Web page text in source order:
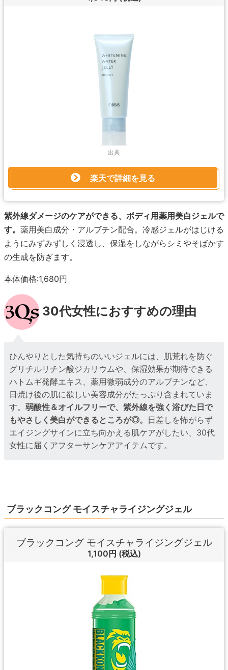
出典
楽天で詳細を見る
紫外線ダメージのケアができる、ボディ用薬用美白ジェルで
す。 薬用美白成分・アルブチン配合。冷感ジェルがはじける
ようにみずみずしく浸透し、保湿をしながらシミやそばかす
の生成を防ぎます。
本体価格:1,680円
30代女性におすすめの理由
ひんやりとした気持ちのいいジェルには、肌荒れを防ぐ
グリチルリチン酸ジカリウムや、保湿効果が期待できる
ハトムギ発酵エキス、薬用微弱成分のアルブチンなど、
日焼け後の肌に欲しい美容成分がたっぷり含まれていま
す。弱酸性＆オイルフリーで、紫外線を強く浴びた日で
もやさしく美白ができるところが◎。 日差しを怖がらず
エイジングサインに立ち向かえる肌ケアがしたい、30代
女性に届くアフターサンケアアイテムです。
ブラックコング モイスチャライジングジェル
ブラックコング モイスチャライジングジェル
1,100円 (税込)